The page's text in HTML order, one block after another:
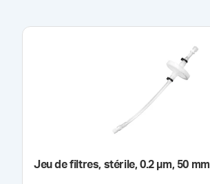
Jeu de filtres, stérile, 0.2 µm, 50 mm